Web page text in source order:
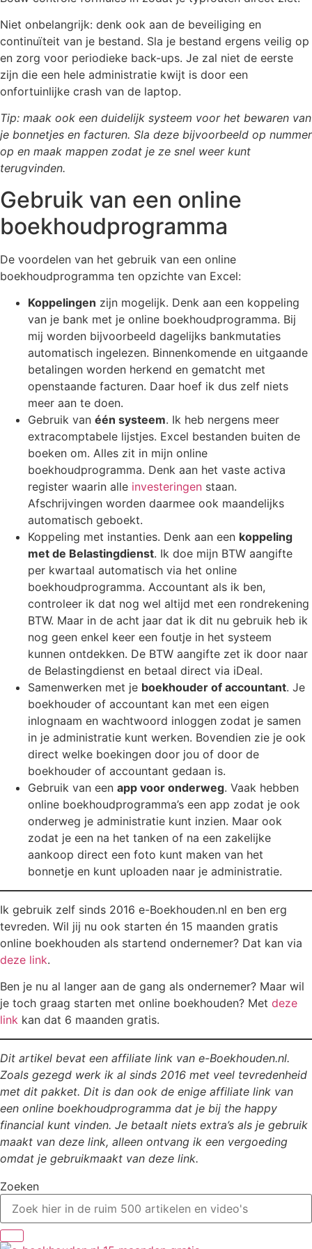
Niet onbelangrijk: denk ook aan de beveiliging en
continuïteit van je bestand. Sla je bestand ergens veilig op
en zorg voor periodieke back-ups. Je zal niet de eerste
zijn die een hele administratie kwijt is door een
onfortuinlijke crash van de laptop.
Tip: maak ook een duidelijk systeem voor het bewaren van
je bonnetjes en facturen. Sla deze bijvoorbeeld op nummer
op en maak mappen zodat je ze snel weer kunt
terugvinden.
Gebruik van een online
boekhoudprogramma
De voordelen van het gebruik van een online
boekhoudprogramma ten opzichte van Excel:
Koppelingen zijn mogelijk. Denk aan een koppeling
van je bank met je online boekhoudprogramma. Bij
mij worden bijvoorbeeld dagelijks bankmutaties
automatisch ingelezen. Binnenkomende en uitgaande
betalingen worden herkend en gematcht met
openstaande facturen. Daar hoef ik dus zelf niets
meer aan te doen.
Gebruik van één systeem. Ik heb nergens meer
extracomptabele lijstjes. Excel bestanden buiten de
boeken om. Alles zit in mijn online
boekhoudprogramma. Denk aan het vaste activa
register waarin alle investeringen staan.
Afschrijvingen worden daarmee ook maandelijks
automatisch geboekt.
Koppeling met instanties. Denk aan een koppeling
met de Belastingdienst. Ik doe mijn BTW aangifte
per kwartaal automatisch via het online
boekhoudprogramma. Accountant als ik ben,
controleer ik dat nog wel altijd met een rondrekening
BTW. Maar in de acht jaar dat ik dit nu gebruik heb ik
nog geen enkel keer een foutje in het systeem
kunnen ontdekken. De BTW aangifte zet ik door naar
de Belastingdienst en betaal direct via iDeal.
Samenwerken met je boekhouder of accountant. Je
boekhouder of accountant kan met een eigen
inlognaam en wachtwoord inloggen zodat je samen
in je administratie kunt werken. Bovendien zie je ook
direct welke boekingen door jou of door de
boekhouder of accountant gedaan is.
Gebruik van een app voor onderweg. Vaak hebben
online boekhoudprogramma’s een app zodat je ook
onderweg je administratie kunt inzien. Maar ook
zodat je een na het tanken of na een zakelijke
aankoop direct een foto kunt maken van het
bonnetje en kunt uploaden naar je administratie.
Ik gebruik zelf sinds 2016 e-Boekhouden.nl en ben erg
tevreden. Wil jij nu ook starten én 15 maanden gratis
online boekhouden als startend ondernemer? Dat kan via
deze link.
Ben je nu al langer aan de gang als ondernemer? Maar wil
je toch graag starten met online boekhouden? Met deze
link kan dat 6 maanden gratis.
Dit artikel bevat een affiliate link van e-Boekhouden.nl.
Zoals gezegd werk ik al sinds 2016 met veel tevredenheid
met dit pakket. Dit is dan ook de enige affiliate link van
een online boekhoudprogramma dat je bij the happy
financial kunt vinden. Je betaalt niets extra’s als je gebruik
maakt van deze link, alleen ontvang ik een vergoeding
omdat je gebruikmaakt van deze link.
Zoeken